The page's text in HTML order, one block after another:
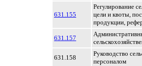
631.155
Регулирование
цели и квоты,
продукции,
631.157
631.158
Руководство
персоналом